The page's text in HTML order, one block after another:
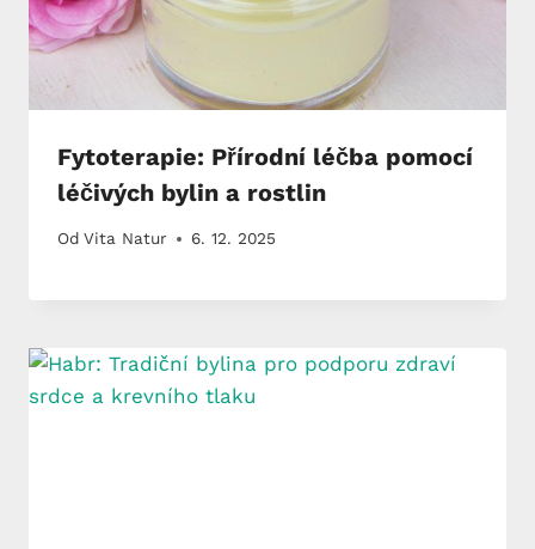
Fytoterapie: Přírodní léčba pomocí
léčivých bylin a rostlin
Od Vita Natur 6. 12. 2025